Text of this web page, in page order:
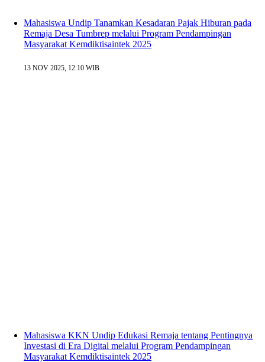
Mahasiswa Undip Tanamkan Kesadaran Pajak Hiburan pada
Remaja Desa Tumbrep melalui Program Pendampingan
Masyarakat Kemdiktisaintek 2025
13 NOV 2025, 12:10 WIB
Mahasiswa KKN Undip Edukasi Remaja tentang Pentingnya
Investasi di Era Digital melalui Program Pendampingan
Masyarakat Kemdiktisaintek 2025